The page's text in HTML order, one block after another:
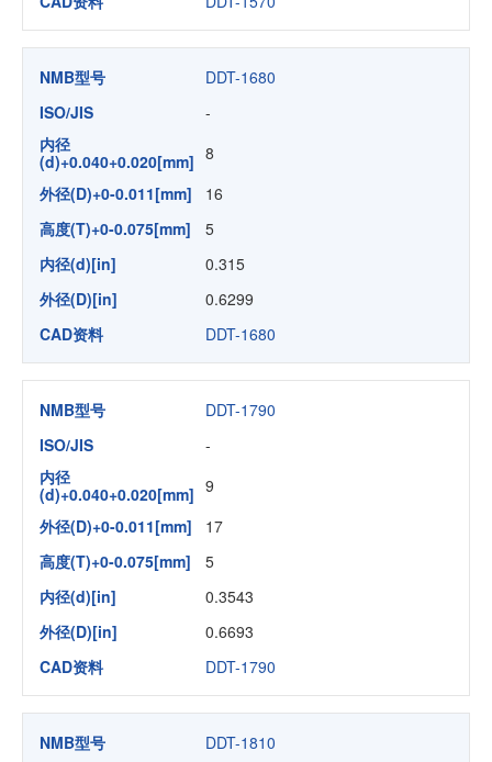
NMB型号
DDT-1680
ISO/JIS
-
内径
(d)+0.040+0.020[mm] 8
外径(D)+0-0.011[mm]
16
高度(T)+0-0.075[mm]
5
内径(d)[in]
0.315
外径(D)[in]
0.6299
CAD资料
DDT-1680
NMB型号
DDT-1790
ISO/JIS
-
内径
(d)+0.040+0.020[mm] 9
外径(D)+0-0.011[mm]
17
高度(T)+0-0.075[mm]
5
内径(d)[in]
0.3543
外径(D)[in]
0.6693
CAD资料
DDT-1790
NMB型号
DDT-1810